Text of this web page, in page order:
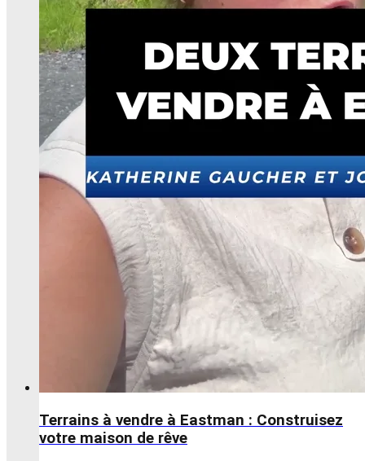
Terrains à vendre à Eastman : Construisez
votre maison de rêve